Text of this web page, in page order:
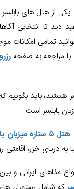
از هتل های
دید تا انتخابی
تمامی امکانات
مراجعه به صفحه
5 ستاره در بابلسر
هتل ۵ ستاره میزبان بابلسر
دریای خزر، اقامتی
غذاهای ایرانی و